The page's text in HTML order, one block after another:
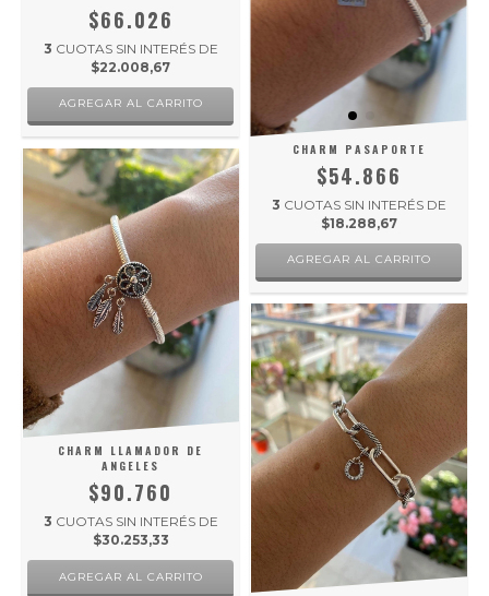
$66.026
3 CUOTAS SIN INTERÉS DE
$22.008,67
AGREGAR AL CARRITO
CHARM PASAPORTE
$54.866
3 CUOTAS SIN INTERÉS DE
$18.288,67
AGREGAR AL CARRITO
CHARM LLAMADOR DE
ANGELES
$90.760
3 CUOTAS SIN INTERÉS DE
$30.253,33